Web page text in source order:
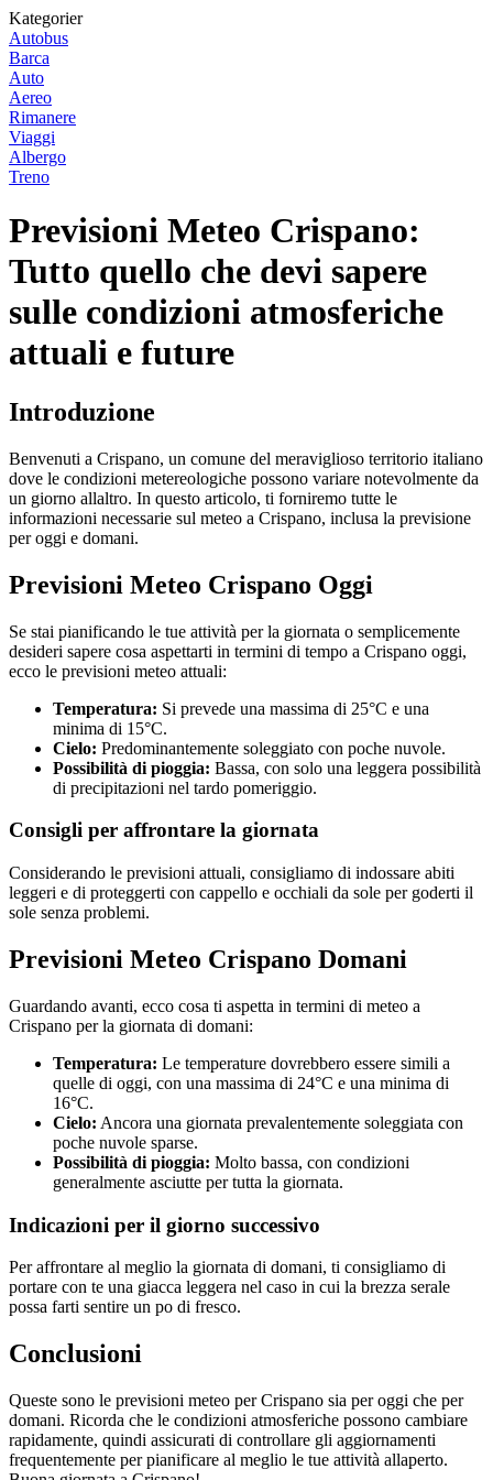
Kategorier
Autobus
Barca
Auto
Aereo
Rimanere
Viaggi
Albergo
Treno
Previsioni Meteo Crispano:
Tutto quello che devi sapere
sulle condizioni atmosferiche
attuali e future
Introduzione
Benvenuti a Crispano, un comune del meraviglioso territorio italiano
dove le condizioni metereologiche possono variare notevolmente da
un giorno allaltro. In questo articolo, ti forniremo tutte le
informazioni necessarie sul meteo a Crispano, inclusa la previsione
per oggi e domani.
Previsioni Meteo Crispano Oggi
Se stai pianificando le tue attività per la giornata o semplicemente
desideri sapere cosa aspettarti in termini di tempo a Crispano oggi,
ecco le previsioni meteo attuali:
Temperatura: Si prevede una massima di 25°C e una
minima di 15°C.
Cielo: Predominantemente soleggiato con poche nuvole.
Possibilità di pioggia: Bassa, con solo una leggera possibilità
di precipitazioni nel tardo pomeriggio.
Consigli per affrontare la giornata
Considerando le previsioni attuali, consigliamo di indossare abiti
leggeri e di proteggerti con cappello e occhiali da sole per goderti il
sole senza problemi.
Previsioni Meteo Crispano Domani
Guardando avanti, ecco cosa ti aspetta in termini di meteo a
Crispano per la giornata di domani:
Temperatura: Le temperature dovrebbero essere simili a
quelle di oggi, con una massima di 24°C e una minima di
16°C.
Cielo: Ancora una giornata prevalentemente soleggiata con
poche nuvole sparse.
Possibilità di pioggia: Molto bassa, con condizioni
generalmente asciutte per tutta la giornata.
Indicazioni per il giorno successivo
Per affrontare al meglio la giornata di domani, ti consigliamo di
portare con te una giacca leggera nel caso in cui la brezza serale
possa farti sentire un po di fresco.
Conclusioni
Queste sono le previsioni meteo per Crispano sia per oggi che per
domani. Ricorda che le condizioni atmosferiche possono cambiare
rapidamente, quindi assicurati di controllare gli aggiornamenti
frequentemente per pianificare al meglio le tue attività allaperto.